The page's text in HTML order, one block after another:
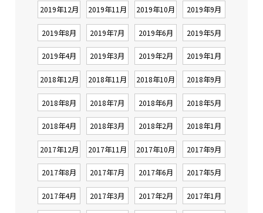
2019年12月 2019年11月 2019年10月 2019年9月
2019年8月 2019年7月 2019年6月 2019年5月
2019年4月 2019年3月 2019年2月 2019年1月
2018年12月 2018年11月 2018年10月 2018年9月
2018年8月 2018年7月 2018年6月 2018年5月
2018年4月 2018年3月 2018年2月 2018年1月
2017年12月 2017年11月 2017年10月 2017年9月
2017年8月 2017年7月 2017年6月 2017年5月
2017年4月 2017年3月 2017年2月 2017年1月